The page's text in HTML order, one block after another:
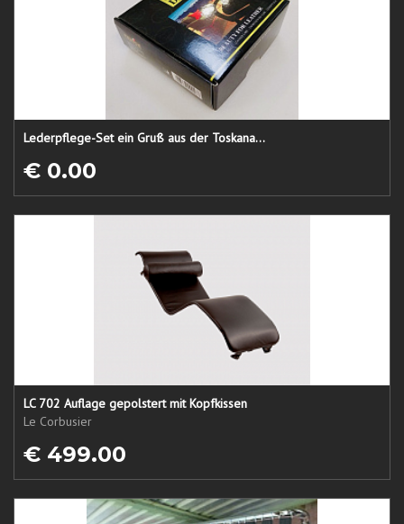
Lederpflege-Set ein Gruß aus der Toskana...
€ 0.00
LC 702 Auflage gepolstert mit Kopfkissen
Le Corbusier
€ 499.00